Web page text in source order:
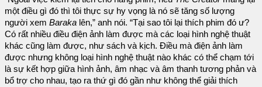
một điều gì đó thì tôi thực sự hy vọng là nó sẽ tăng số lượng
người xem Baraka lên,” anh nói. “Tại sao tôi lại thích phim đó ư?
Có rất nhiều điều điện ảnh làm được mà các loại hình nghệ thuật
khác cũng làm được, như sách và kịch. Điều mà điện ảnh làm
được nhưng không loại hình nghệ thuật nào khác có thể chạm tới
là sự kết hợp giữa hình ảnh, âm nhạc và âm thanh tương phản và
bổ trợ cho nhau, tạo ra thứ gì đó gần như không thể giải thích